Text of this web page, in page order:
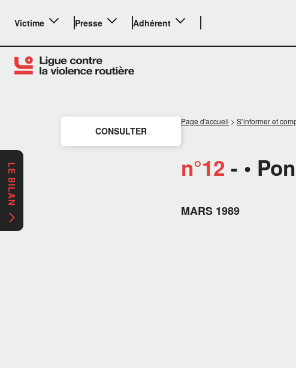
Victime Presse Adhérent
CONSULTER
Page d'accueil > S’informer et
n°12 - •
MARS 1989
LE BILAN